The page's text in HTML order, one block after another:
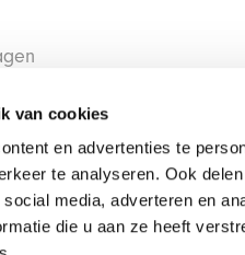
van cookies
en advertenties te
te analyseren. Ook
media, adverteren en
die u aan ze heeft